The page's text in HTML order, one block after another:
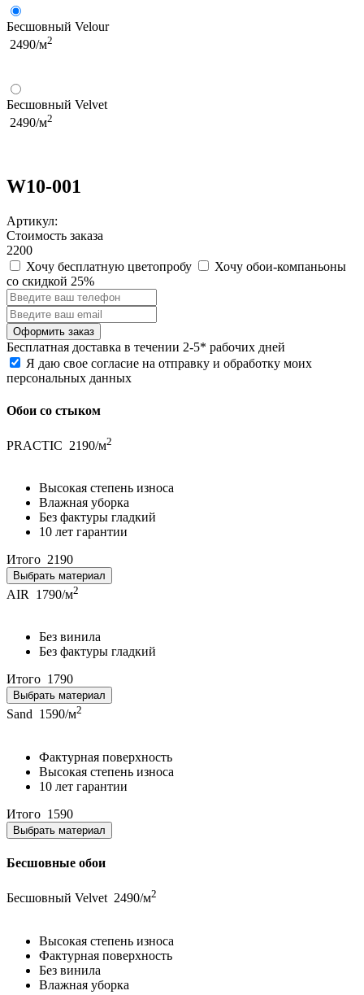
Бесшовный Velour
2490/м2
Бесшовный Velvet
2490/м2
W10-001
Артикул:
Стоимость заказа
2200
Хочу бесплатную цветопробу
Хочу обои-компаньоны
со скидкой 25%
Бесплатная доставка в течении 2-5* рабочих дней
Я даю свое согласие на отправку и обработку моих
персональных данных
Обои со стыком
PRACTIC 2190/м2
Высокая степень износа
Влажная уборка
Без фактуры гладкий
10 лет гарантии
Итого 2190
Выбрать материал
AIR 1790/м2
Без винила
Без фактуры гладкий
Итого 1790
Выбрать материал
Sand 1590/м2
Фактурная поверхность
Высокая степень износа
10 лет гарантии
Итого 1590
Выбрать материал
Бесшовные обои
Бесшовный Velvet 2490/м2
Высокая степень износа
Фактурная поверхность
Без винила
Влажная уборка